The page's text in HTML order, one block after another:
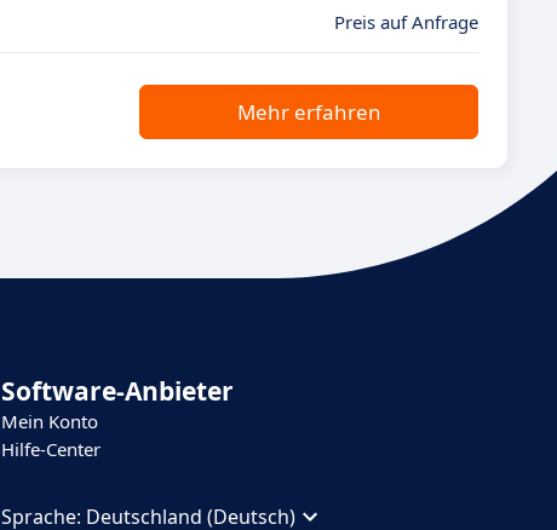
Preis auf Anfrage
Mehr erfahren
Software-Anbieter
Mein Konto
Hilfe-Center
Sprache: Deutschland (Deutsch)